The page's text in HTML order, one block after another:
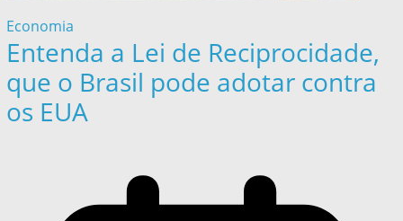
Economia
Entenda a Lei de Reciprocidade,
que o Brasil pode adotar contra
os EUA